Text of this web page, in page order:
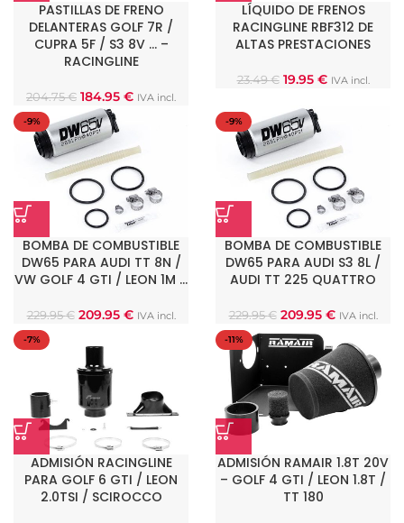
PASTILLAS DE FRENO
DELANTERAS GOLF 7R /
CUPRA 5F / S3 8V … –
RACINGLINE
204.75€ 184.95 € IVA incl.
LÍQUIDO DE FRENOS
RACINGLINE RBF312 DE
ALTAS PRESTACIONES
23.49€ 19.95 € IVA incl.
-9%
BOMBA DE COMBUSTIBLE
DW65 PARA AUDI TT 8N /
VW GOLF 4 GTI / LEON 1M …
229.95€ 209.95 € IVA incl.
-9%
BOMBA DE COMBUSTIBLE
DW65 PARA AUDI S3 8L /
AUDI TT 225 QUATTRO
229.95€ 209.95 € IVA incl.
-7%
ADMISIÓN RACINGLINE
PARA GOLF 6 GTI / LEON
2.0TSI / SCIROCCO
-11%
ADMISIÓN RAMAIR 1.8T 20V
– GOLF 4 GTI / LEON 1.8T /
TT 180